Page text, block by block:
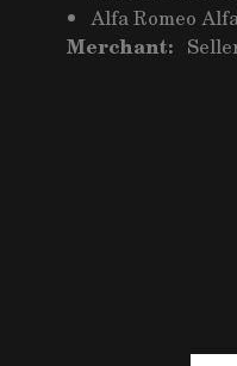
Alfa Romeo
Merchant: